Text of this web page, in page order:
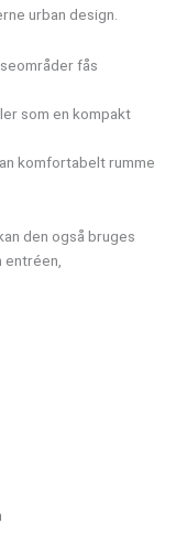
urban design.
fås
som en kompakt
komfortabelt rumme
den også bruges
entréen,